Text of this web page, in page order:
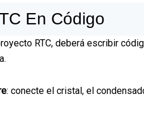
En Código
RTC, deberá escribir
: conecte el cristal, el